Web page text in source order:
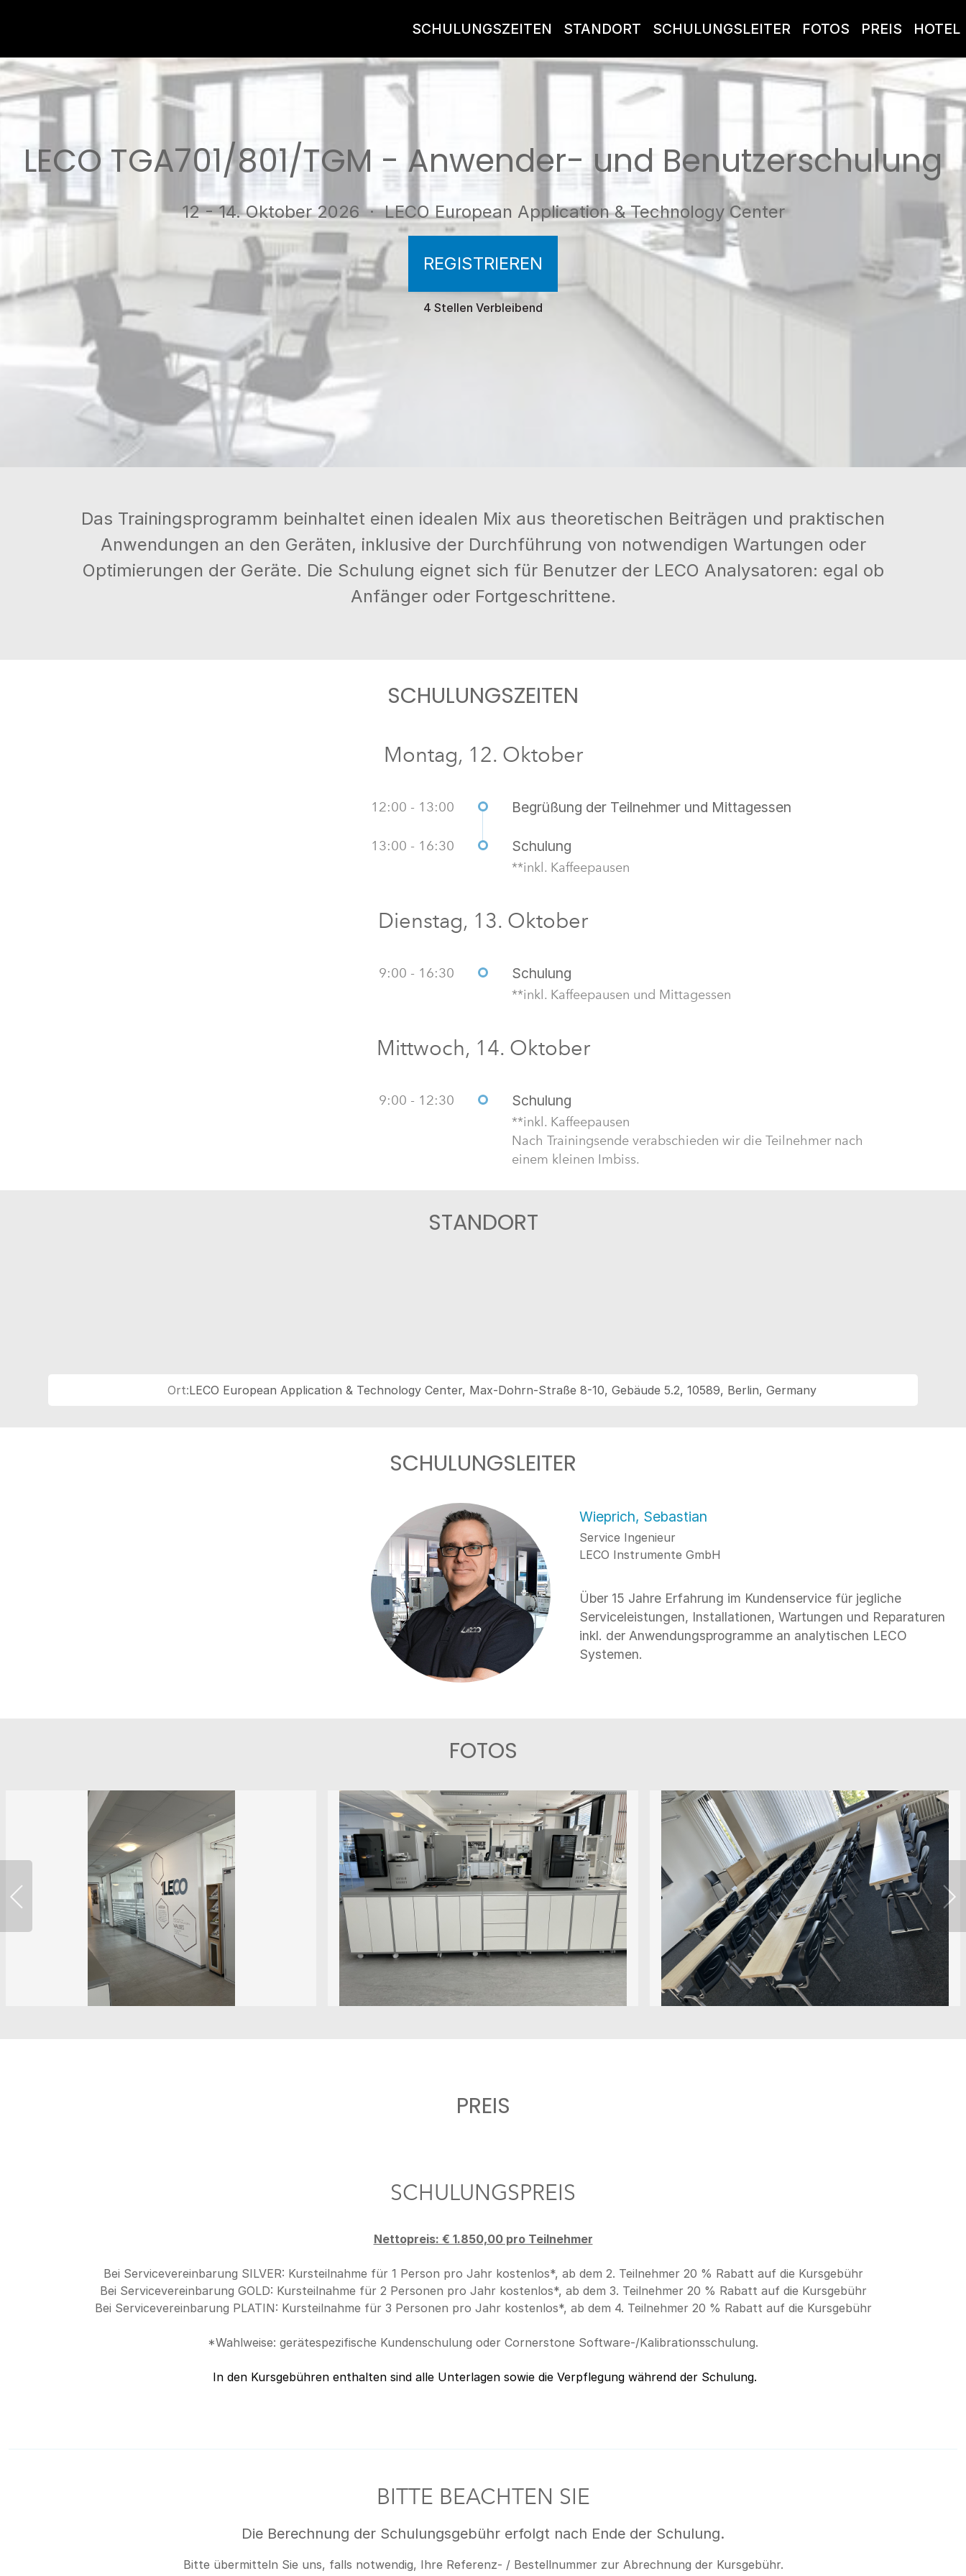
SCHULUNGSZEITEN STANDORT SCHULUNGSLEITER FOTOS PREIS HOTEL
LECO TGA701/801/TGM - Anwender- und Benutzerschulung
12 - 14. Oktober 2026 · LECO European Application & Technology Center
REGISTRIEREN
4 Stellen Verbleibend
Das Trainingsprogramm beinhaltet einen idealen Mix aus theoretischen Beiträgen und praktischen
Anwendungen an den Geräten, inklusive der Durchführung von notwendigen Wartungen oder
Optimierungen der Geräte. Die Schulung eignet sich für Benutzer der LECO Analysatoren: egal ob
Anfänger oder Fortgeschrittene.
SCHULUNGSZEITEN
Montag, 12. Oktober
12:00 - 13:00 Begrüßung der Teilnehmer und Mittagessen
13:00 - 16:30 Schulung
**inkl. Kaffeepausen
Dienstag, 13. Oktober
9:00 - 16:30 Schulung
**inkl. Kaffeepausen und Mittagessen
Mittwoch, 14. Oktober
9:00 - 12:30 Schulung
**inkl. Kaffeepausen
Nach Trainingsende verabschieden wir die Teilnehmer nach
einem kleinen Imbiss.
STANDORT
Ort:LECO European Application & Technology Center, Max-Dohrn-Straße 8-10, Gebäude 5.2, 10589, Berlin, Germany
SCHULUNGSLEITER
Wieprich, Sebastian
Service Ingenieur
LECO Instrumente GmbH
Über 15 Jahre Erfahrung im Kundenservice für jegliche
Serviceleistungen, Installationen, Wartungen und Reparaturen
inkl. der Anwendungsprogramme an analytischen LECO
FOTOS
Previous Next
PREIS
SCHULUNGSPREIS
Nettopreis: € 1.850,00 pro Teilnehmer
Bei Servicevereinbarung SILVER: Kursteilnahme für 1 Person pro Jahr kostenlos*, ab dem 2. Teilnehmer 20 % Rabatt auf die Kursgebühr
Bei Servicevereinbarung GOLD: Kursteilnahme für 2 Personen pro Jahr kostenlos*, ab dem 3. Teilnehmer 20 % Rabatt auf die Kursgebühr
Bei Servicevereinbarung PLATIN: Kursteilnahme für 3 Personen pro Jahr kostenlos*, ab dem 4. Teilnehmer 20 % Rabatt auf die Kursgebühr
*Wahlweise: gerätespezifische Kundenschulung oder Cornerstone Software-/Kalibrationsschulung.
In den Kursgebühren enthalten sind alle Unterlagen sowie die Verpflegung während der Schulung.
BITTE BEACHTEN SIE
Die Berechnung der Schulungsgebühr erfolgt nach Ende der Schulung.
Bitte übermitteln Sie uns, falls notwendig, Ihre Referenz- / Bestellnummer zur Abrechnung der Kursgebühr.